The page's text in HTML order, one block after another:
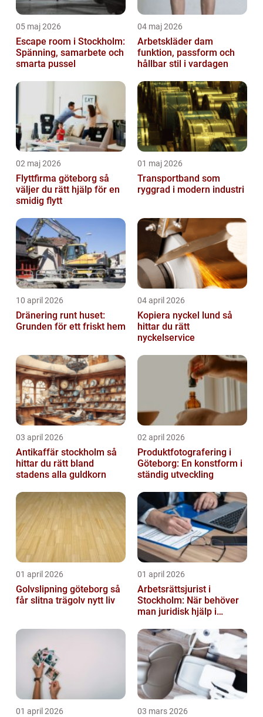
05 maj 2026
Escape room i Stockholm:
Spänning, samarbete och
smarta pussel
04 maj 2026
Arbetskläder dam
funktion, passform och
hållbar stil i vardagen
02 maj 2026
Flyttfirma göteborg så
väljer du rätt hjälp för en
smidig flytt
01 maj 2026
Transportband som
ryggrad i modern industri
10 april 2026
Dränering runt huset:
Grunden för ett friskt hem
04 april 2026
Kopiera nyckel lund så
hittar du rätt
nyckelservice
03 april 2026
Antikaffär stockholm så
hittar du rätt bland
stadens alla guldkorn
02 april 2026
Produktfotografering i
Göteborg: En konstform i
ständig utveckling
01 april 2026
Golvslipning göteborg så
får slitna trägolv nytt liv
01 april 2026
Arbetsrättsjurist i
Stockholm: När behöver
man juridisk hjälp i
01 april 2026 03 mars 2026